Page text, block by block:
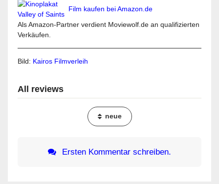
Film kaufen bei Amazon.de
Als Amazon-Partner verdient Moviewolf.de an qualifizierten
Verkäufen.
Bild: Kairos Filmverleih
All reviews
neue
Ersten Kommentar schreiben.